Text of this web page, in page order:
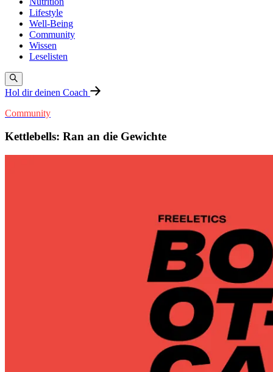
Lifestyle
Well-Being
Community
Wissen
Leselisten
Hol dir deinen Coach
Community
Kettlebells: Ran an die Gewichte